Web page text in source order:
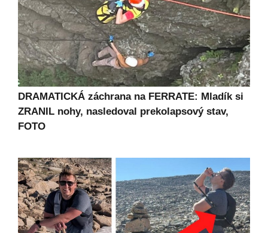
DRAMATICKÁ záchrana na FERRATE: Mladík si
ZRANIL nohy, nasledoval prekolapsový stav,
FOTO